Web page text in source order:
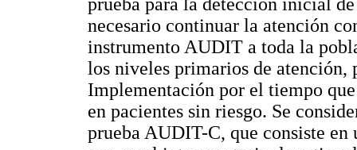
prueba para la detección inicial
necesario continuar la atención
instrumento AUDIT a toda la
los niveles primarios de atención,
Implementación por el tiempo
en pacientes sin riesgo. Se
prueba AUDIT-C, que consiste en